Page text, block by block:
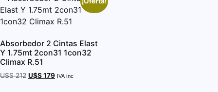
Absorbedor 2 Cintas Elast
Y 1.75mt 2con31 1con32
Climax R.51
U$S212 U$S179 IVA inc